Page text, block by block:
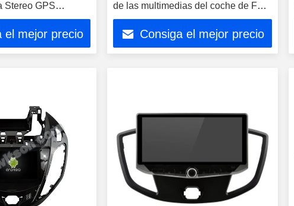
Stereo GPS
el mejor precio
de las multimedias del coche de Ford
Tourneo Custom Transit
Consiga el mejor precio